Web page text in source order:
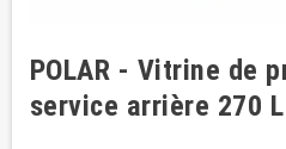
POLAR - Vitrine de
service arrière 270 L